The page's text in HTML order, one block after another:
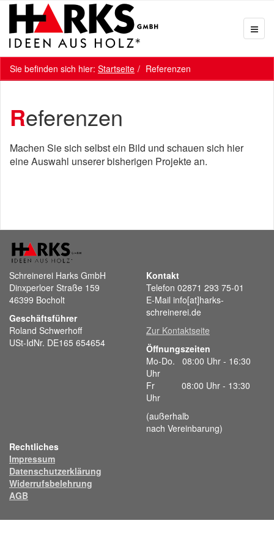
Sie befinden sich hier: Startseite Referenzen
Referenzen
Machen Sie sich selbst ein Bild und schauen sich hier
eine Auswahl unserer bisherigen Projekte an.
Schreinerei Harks GmbH
Dinxperloer Straße 159
46399 Bocholt
Geschäftsführer
Roland Schwerhoff
USt-IdNr. DE165 654654
Kontakt
Telefon 02871 293 75-01
E-Mail info[at]harks-
schreinerei.de
Zur Kontaktseite
Öffnungszeiten
Mo-Do. 08:00 Uhr - 16:30
Uhr
Fr 08:00 Uhr - 13:30
Uhr
(außerhalb
nach Vereinbarung)
Rechtliches
Impressum
Datenschutzerklärung
Widerrufsbelehrung
AGB